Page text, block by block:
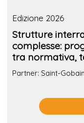
Edizione 2026
Strutture
complesse:
tra normativa,
Partner: Saint-